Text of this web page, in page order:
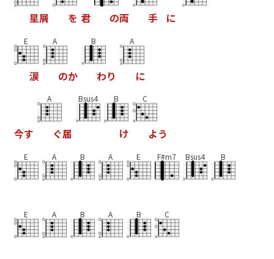
星屑 を 君 の両 手 に
E
涙
A
のか
B
わり
A
に
今す
A
ぐ届
Bsus4 B
け
C
よう
E A B A E F#m7 Bsus4 B
E A B A B C